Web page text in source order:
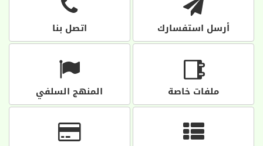
أرسل استفسارك اتصل بنا
ملفات خاصة المنهج السلفي